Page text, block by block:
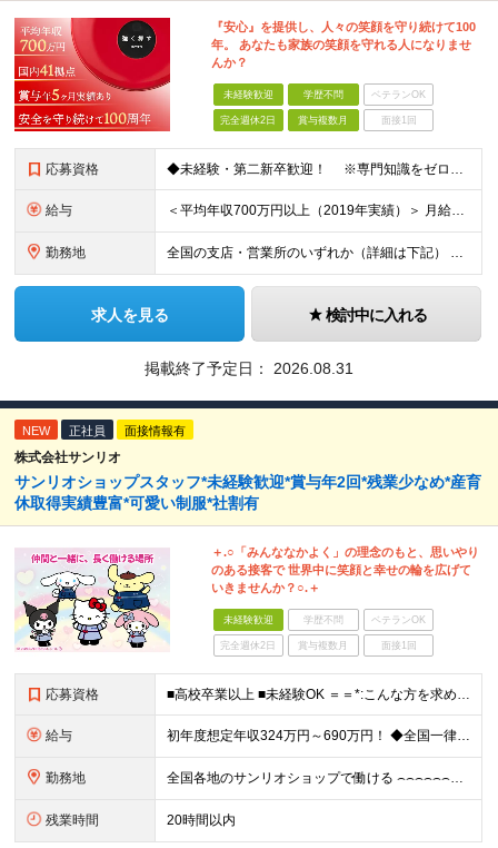
『安心』を提供し、人々の笑顔を守り続けて100
年。 あなたも家族の笑顔を守れる人になりませ
んか？
未経験歓迎 学歴不問 ベテランOK
完全週休2日 賞与複数月 面接1回
応募資格 ◆未経験・第二新卒歓迎！ ※専門知識をゼロから習得できる研修制度があります！ ◆学歴不問
給与 ＜平均年収700万円以上（2019年実績）＞ 月給21万1000円以上＋賞与年2回 ※上記は基本給です。別途、各種手当を支給いたします ※経験・能力を考慮の上、当社規程により優遇いたします ※試用
勤務地 全国の支店・営業所のいずれか（詳細は下記） ※入社直後はお住まいから通える範囲の支店・営業所に配属 （入社直後の転勤はありません） ※U・Iターン歓迎（社宅・独身寮完備） ＜北海道・東北エリア＞
求人を見る 検討中に入れる
掲載終了予定日： 2026.08.31
NEW 正社員 面接情報有
株式会社サンリオ
サンリオショップスタッフ*未経験歓迎*賞与年2回*残業少なめ*産育
休取得実績豊富*可愛い制服*社割有
＋.○「みんななかよく」の理念のもと、思いやり
のある接客で 世界中に笑顔と幸せの輪を広げて
いきませんか？○.＋
未経験歓迎 学歴不問 ベテランOK
完全週休2日 賞与複数月 面接1回
応募資格 ■高校卒業以上 ■未経験OK ＝＝*:こんな方を求めています！:*＝＝ ・サンリオが好き・可愛いものが好き （「実は最近のキャラクターには詳しくない…」という方も、入社後に少しずつ覚えていければ大丈
給与 初年度想定年収324万円～690万円！ ◆全国一律 月給230,000円～＋賞与＋通勤手当＋役職手当＋時間外手当 《手当充実！》 ＊昇給/年1回 ＊賞与/年2回（7月/12月） ＊通勤手当：交通費
勤務地 全国各地のサンリオショップで働ける ⌢⌢⌢⌢⌢⌢⌢⌢⌢⌢⌢⌢⌢⌢⌢⌢⌢⌢・.☆ ★詳細の勤務地はご本人の希望と面接を通じて決定いたします。 ＼以下の募集店舗は特に積極採用中！！／ ＜東京＞ ◎SA
残業時間 20時間以内